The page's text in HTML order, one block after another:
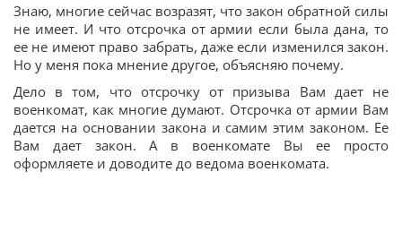
Знаю, многие сейчас возразят, что закон обратной силы
не имеет. И что отсрочка от армии если была дана, то
ее не имеют право забрать, даже если изменился закон.
Но у меня пока мнение другое, объясняю почему.
Дело в том, что отсрочку от призыва Вам дает не
военкомат, как многие думают. Отсрочка от армии Вам
дается на основании закона и самим этим законом. Ее
Вам дает закон. А в военкомате Вы ее просто
оформляете и доводите до ведома военкомата.